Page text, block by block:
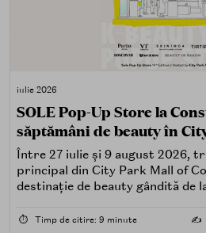
iulie 2026
SOLE Pop-Up Store la
săptămâni de beauty în
Între 27 iulie și 9 august 2026,
principal din City Park Mall of
destinație de beauty gândită de
care îți place, de fapt, să
⏱️ Timp de citire: 9 minute ✍️